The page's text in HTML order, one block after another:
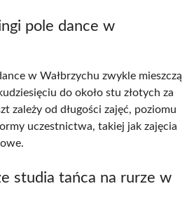
pole dance w
w Wałbrzychu zwykle mieszczą
do około stu złotych za
zależy od długości zajęć, poziomu
uczestnictwa, takiej jak zajęcia
studia tańca na rurze w